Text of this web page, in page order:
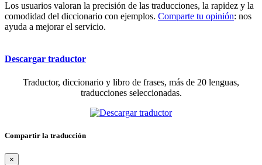
Los usuarios valoran la precisión de las traducciones, la rapidez y la
comodidad del diccionario con ejemplos. Comparte tu opinión: nos
ayuda a mejorar el servicio.
Descargar traductor
Traductor, diccionario y libro de frases, más de 20 lenguas,
traducciones seleccionadas.
Compartir la traducción
×